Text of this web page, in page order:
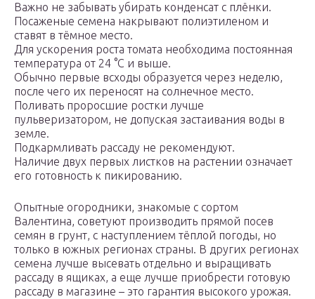
Важно не забывать убирать конденсат с плёнки.
Посаженые семена накрывают полиэтиленом и
ставят в тёмное место.
Для ускорения роста томата необходима постоянная
температура от 24 °C и выше.
Обычно первые всходы образуется через неделю,
после чего их переносят на солнечное место.
Поливать проросшие ростки лучше
пульверизатором, не допуская застаивания воды в
земле.
Подкармливать рассаду не рекомендуют.
Наличие двух первых листков на растении означает
его готовность к пикированию.
Опытные огородники, знакомые с сортом
Валентина, советуют производить прямой посев
семян в грунт, с наступлением тёплой погоды, но
только в южных регионах страны. В других регионах
семена лучше высевать отдельно и выращивать
рассаду в ящиках, а еще лучше приобрести готовую
рассаду в магазине – это гарантия высокого урожая.